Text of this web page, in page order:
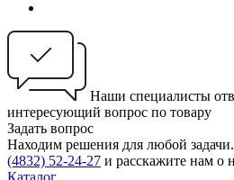
Наши специалисты
интересующий вопрос по товару
Задать вопрос
Находим решения для любой
(4832) 52-24-27 и расскажите нам о
Каталог